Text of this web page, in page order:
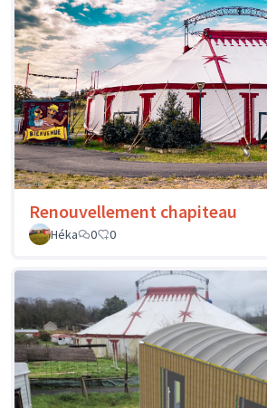
Renouvellement chapiteau
Héka
0 0